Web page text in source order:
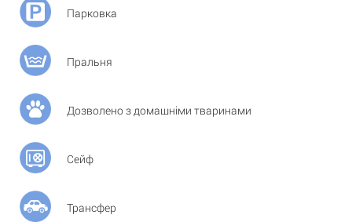
Парковка
Пральня
Дозволено з домашніми тваринами
Сейф
Трансфер